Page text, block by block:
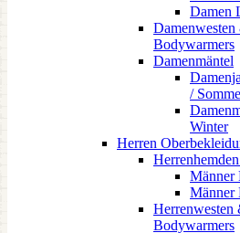
Damen
Bodywarmers
Damenmäntel
/
Winter
Herren
Männer
Männer
Herrenwesten
Bodywarmers